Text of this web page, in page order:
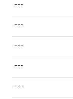
---
---
---
---
---